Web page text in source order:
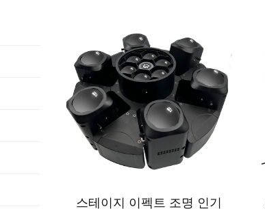
스테이지 이펙트 조명 인기